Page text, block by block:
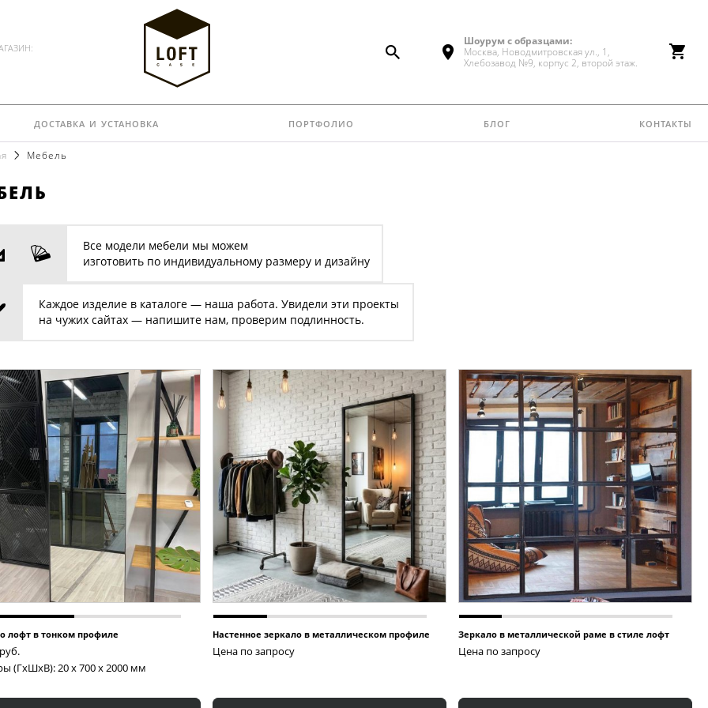
Шоурум с образцами:
Москва, Новодмитровская ул., 1,
Хлебозавод №9, корпус 2, второй этаж.
доставка и установка портфолио блог контакты
Мебель
Все модели мебели мы можем
изготовить по индивидуальному размеру и дизайну
Каждое изделие в каталоге — наша работа. Увидели эти проекты
на чужих сайтах — напишите нам, проверим подлинность.
лофт в тонком профиле
руб.
(ГxШxВ): 20 x 700 x 2000 мм
Настенное зеркало в металлическом профиле
Цена по запросу
Зеркало в металлической раме в стиле лофт
Цена по запросу